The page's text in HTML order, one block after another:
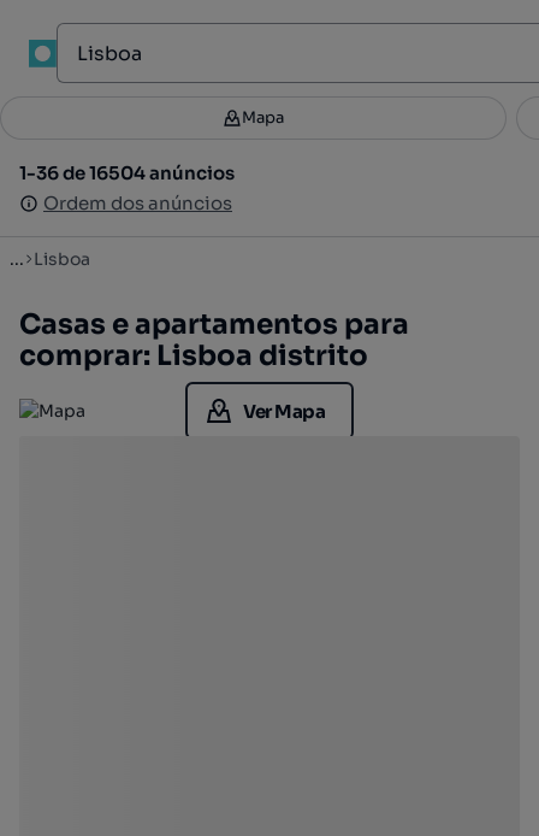
Filtros 1
1-36 de 16504 anúncios
Ordem dos anúncios
Mapa
1-36 de 16504 anúncios
Ordem dos anúncios
... Lisboa
Casas e apartamentos para
comprar: Lisboa distrito
Ver Mapa